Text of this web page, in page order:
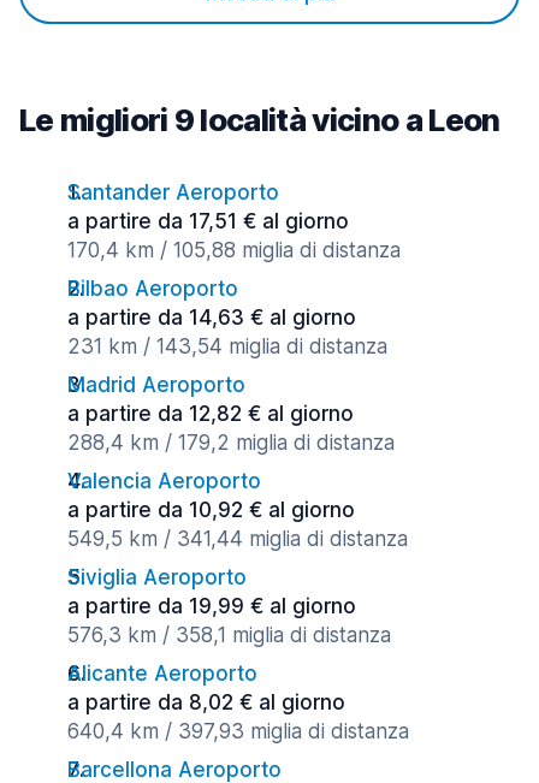
Le migliori 9 località vicino a Leon
Santander Aeroporto
a partire da 17,51 € al giorno
170,4 km / 105,88 miglia di distanza
Bilbao Aeroporto
a partire da 14,63 € al giorno
231 km / 143,54 miglia di distanza
Madrid Aeroporto
a partire da 12,82 € al giorno
288,4 km / 179,2 miglia di distanza
Valencia Aeroporto
a partire da 10,92 € al giorno
549,5 km / 341,44 miglia di distanza
Siviglia Aeroporto
a partire da 19,99 € al giorno
576,3 km / 358,1 miglia di distanza
Alicante Aeroporto
a partire da 8,02 € al giorno
640,4 km / 397,93 miglia di distanza
Barcellona Aeroporto